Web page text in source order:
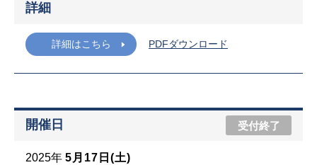
詳細
PDFダウンロード
詳細はこちら
開催日 受付終了
2025年 5月17日(土)